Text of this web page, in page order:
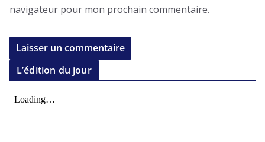
navigateur pour mon prochain commentaire.
L’édition du jour